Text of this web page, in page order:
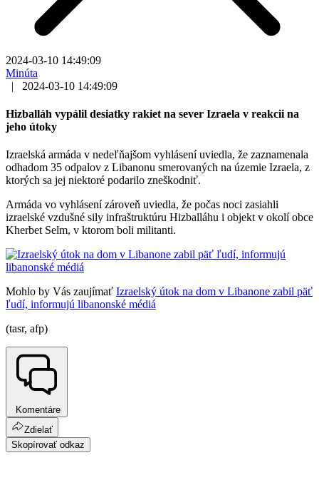
2024-03-10 14:49:09
Minúta
|
2024-03-10 14:49:09
Hizballáh vypálil desiatky rakiet na sever Izraela v reakcii na
jeho útoky
Izraelská armáda v nedeľňajšom vyhlásení uviedla, že zaznamenala
odhadom 35 odpalov z Libanonu smerovaných na územie Izraela, z
ktorých sa jej niektoré podarilo zneškodniť.
Armáda vo vyhlásení zároveň uviedla, že počas noci zasiahli
izraelské vzdušné sily infraštruktúru Hizballáhu i objekt v okolí obce
Kherbet Selm, v ktorom boli militanti.
Mohlo by Vás zaujímať Izraelský útok na dom v Libanone zabil päť
ľudí, informujú libanonské médiá
(tasr, afp)
Komentáre
Zdielať
Skopírovať odkaz